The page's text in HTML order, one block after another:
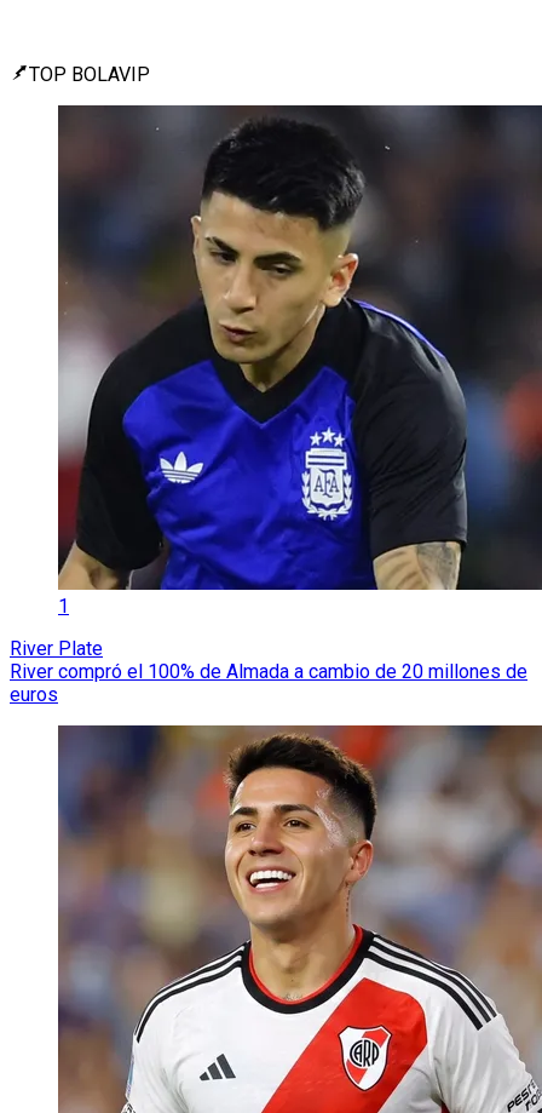
TOP BOLAVIP
1
River Plate
River compró el 100% de Almada a cambio de 20 millones de
euros